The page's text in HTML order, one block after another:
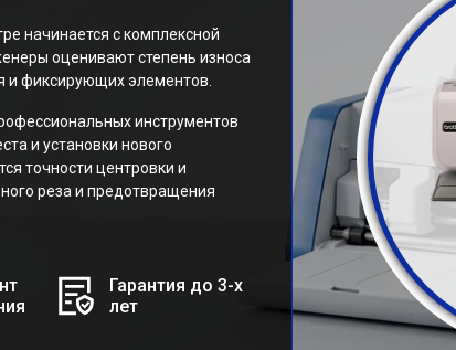
начинается с комплексной
оценивают степень износа
фиксирующих элементов.
инструментов
и установки нового
точности центровки и
реза и предотвращения
Гарантия до 3-х
лет